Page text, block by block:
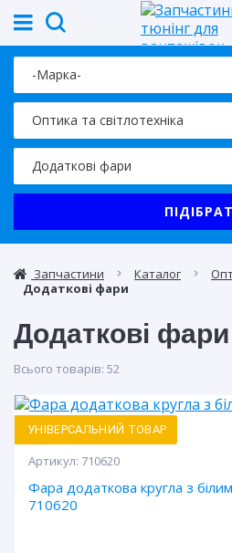
Запчастини Каталог
Додаткові фари
Додаткові фари
Всього товарів: 52
УНІВЕРСАЛЬНИЙ ТОВАР
Артикул: 710620
Фара додаткова кругла з
710620